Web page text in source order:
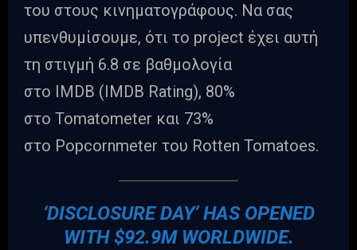
του στους κινηματογράφους. Να σας
υπενθυμίσουμε, ότι το project έχει αυτή
τη στιγμή 6.8 σε βαθμολογία
στο IMDB (IMDB Rating), 80%
στο Tomatometer και 73%
στο Popcornmeter του Rotten Tomatoes.
‘DISCLOSURE DAY’ HAS OPENED
WITH $92.9M WORLDWIDE.